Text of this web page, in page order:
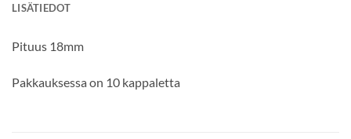
LISÄTIEDOT
Pituus 18mm
Pakkauksessa on 10 kappaletta